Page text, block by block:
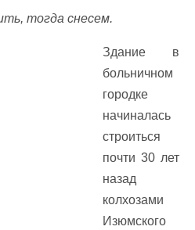
тогда снесем.
Здание в
больничном
городке
начиналась
строиться
почти 30 лет
назад
колхозами
Изюмского